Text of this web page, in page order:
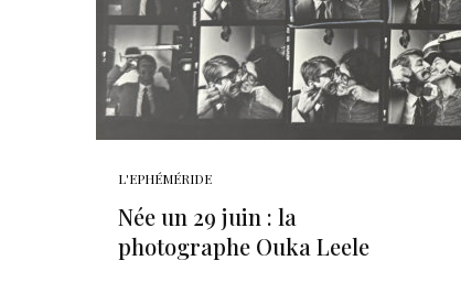
L'EPHÉMÉRIDE
Née un 29 juin : la
photographe Ouka Leele